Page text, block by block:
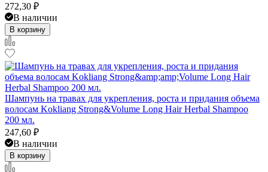
272,30 ₽
В наличии
В корзину
Шампунь на травах для укрепления, роста и придания объема
волосам Kokliang Strong&Volume Long Hair Herbal Shampoo
200 мл.
247,60 ₽
В наличии
В корзину